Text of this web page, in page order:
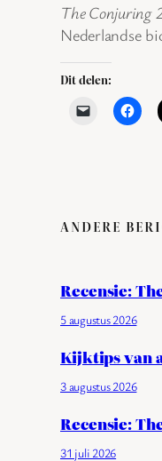
The Conjuring
Nederlandse
Dit delen:
ANDERE
Recensie:
5 augustus 2026
Kijktips van
3 augustus 2026
Recensie:
31 juli 2026